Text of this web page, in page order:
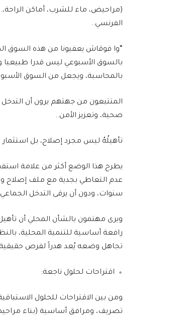
(مراحيض، ماء للشرب، أماكن
الفرنسي..
“وا فوقاش يعفيونا من هذه السوق
بالسوق الأسبوعي ليس قدرا طبيعيا
بالمحاسبة، ويجعل من السوق
المتتبعون من جهتهم يرون أن
صحية، وتعزيز الأمن..
تأهيلُهُ ليس مجرد إصلاح، بل استثمار
يطرح هذا الوضع أكثر من علامة
عدم التعاطي بجدية مع ملف إصلاح
سنوات، ودون أن يرقى التدخل
ويرى مهتمون بالشأن المحلي أن
رافعة أساسية للتنمية المحلية،
تجاهل وضعه يُعد هدراً لفرص حقيقية
اقتراحات لحلول ناجعة:
ومن بين الاقتراحات للحلول
تصريف، ومرافق أساسية (بناء